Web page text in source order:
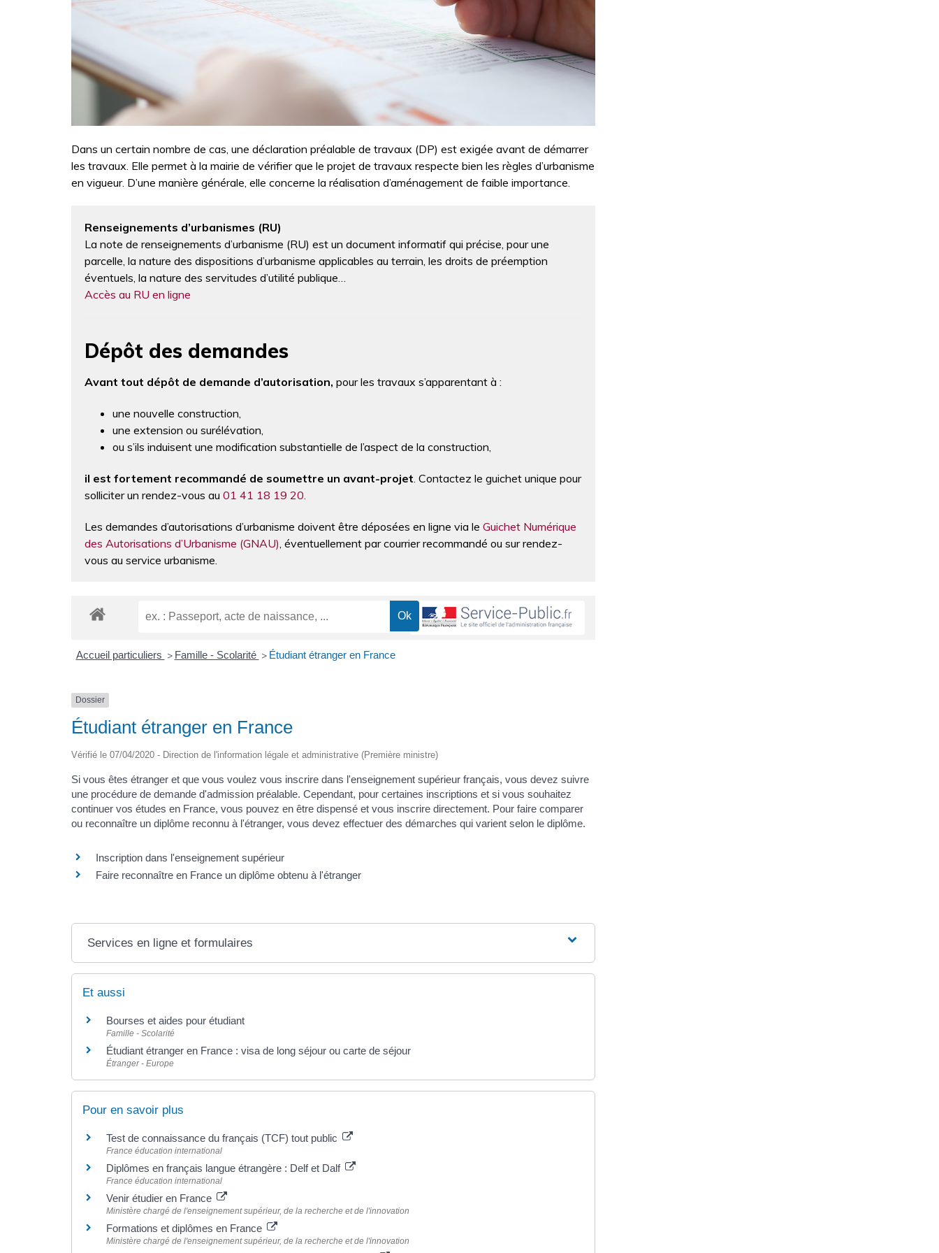
Dans un certain nombre de cas, une déclaration préalable de travaux (DP) est exigée avant de démarrer
les travaux. Elle permet à la mairie de vérifier que le projet de travaux respecte bien les règles d’urbanisme
en vigueur. D’une manière générale, elle concerne la réalisation d’aménagement de faible importance.
Renseignements d’urbanismes (RU)
La note de renseignements d’urbanisme (RU) est un document informatif qui précise, pour une
parcelle, la nature des dispositions d’urbanisme applicables au terrain, les droits de préemption
éventuels, la nature des servitudes d’utilité publique…
Accès au RU en ligne
Dépôt des demandes
Avant tout dépôt de demande d’autorisation, pour les travaux s’apparentant à :
une nouvelle construction,
une extension ou surélévation,
ou s’ils induisent une modification substantielle de l’aspect de la construction,
il est fortement recommandé de soumettre un avant-projet. Contactez le guichet unique pour
solliciter un rendez-vous au 01 41 18 19 20.
Les demandes d’autorisations d’urbanisme doivent être déposées en ligne via le Guichet Numérique
des Autorisations d’Urbanisme (GNAU), éventuellement par courrier recommandé ou sur rendez-
vous au service urbanisme.
Accueil particuliers > Famille - Scolarité > Étudiant étranger en France
Dossier
Étudiant étranger en France
Vérifié le 07/04/2020 - Direction de l'information légale et administrative (Première ministre)
Si vous êtes étranger et que vous voulez vous inscrire dans l'enseignement supérieur français, vous devez suivre
une procédure de demande d'admission préalable. Cependant, pour certaines inscriptions et si vous souhaitez
continuer vos études en France, vous pouvez en être dispensé et vous inscrire directement. Pour faire comparer
ou reconnaître un diplôme reconnu à l'étranger, vous devez effectuer des démarches qui varient selon le diplôme.
Inscription dans l'enseignement supérieur
Faire reconnaître en France un diplôme obtenu à l'étranger
Services en ligne et formulaires
Et aussi
Bourses et aides pour étudiant
Famille - Scolarité
Étudiant étranger en France : visa de long séjour ou carte de séjour
Étranger - Europe
Pour en savoir plus
Test de connaissance du français (TCF) tout public
France éducation international
Diplômes en français langue étrangère : Delf et Dalf
France éducation international
Venir étudier en France
Ministère chargé de l'enseignement supérieur, de la recherche et de l'innovation
Formations et diplômes en France
Ministère chargé de l'enseignement supérieur, de la recherche et de l'innovation